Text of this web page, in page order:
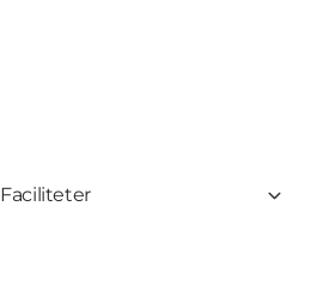
Faciliteter